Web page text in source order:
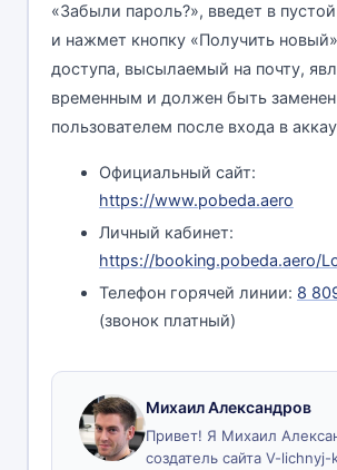
«Забыли пароль?», введет в
и нажмет кнопку «Получить
доступа, высылаемый на почту,
временным и должен быть заменен
пользователем после входа в
Официальный сайт:
https://www.pobeda.aero
Личный кабинет:
https://booking.pobeda.aero/
Телефон горячей линии: 8
(звонок платный)
Михаил Александров
Привет! Я Михаил
создатель сайта V-